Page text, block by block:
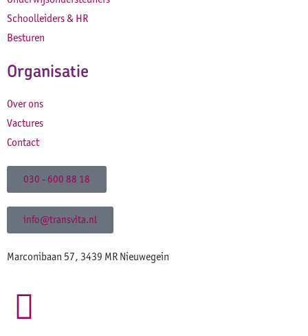
Schoolleiders & HR
Besturen
Organisatie
Over ons
Vactures
Contact
030 - 600 88 18
info@transvita.nl
Marconibaan 57, 3439 MR Nieuwegein